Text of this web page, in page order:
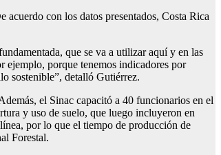
acuerdo con los datos presentados, Costa Rica
que se va a utilizar aquí y en las
ejemplo, porque tenemos indicadores por
sostenible”, detalló Gutiérrez.
el Sinac capacitó a 40 funcionarios en el
y uso de suelo, que luego incluyeron en
por lo que el tiempo de producción de
Forestal.